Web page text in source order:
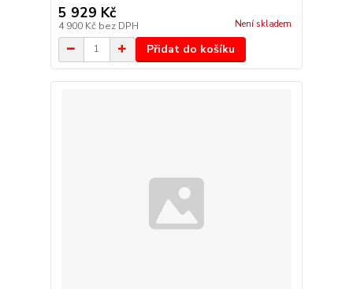
5 929 Kč
4 900 Kč bez DPH Není skladem
Přidat do košíku